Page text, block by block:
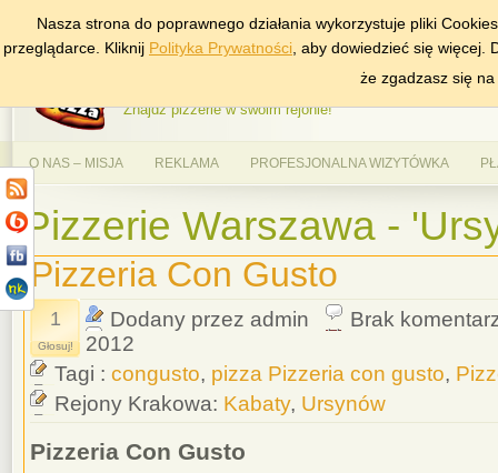
DODAJ NAS DO ULUBIONYCH ZNAJDŹ
AlePizza.com –
Znajdź pizzerie w swoim rejonie!
O NAS – MISJA REKLAMA PROFESJONALNA WIZYTÓWKA
Pizzerie Warszawa -
Pizzeria Con Gusto
1
Głosuj!
Dodany przez admin
Brak
2012
Tagi : congusto, pizza Pizzeria con gusto,
Rejony Krakowa: Kabaty, Ursynów
Pizzeria Con Gusto
Nasza strona do poprawnego działania wykorzystuje pliki
przeglądarce. Kliknij Polityka Prywatności , aby dowiedzieć się
że zgadzasz się